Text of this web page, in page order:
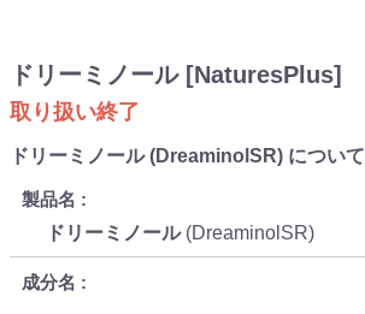
ドリーミノール [NaturesPlus]
取り扱い終了
ドリーミノール (DreaminolSR) について
製品名
ドリーミノール(DreaminolSR)
成分名